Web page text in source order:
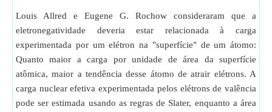
Louis Allred e Eugene G. Rochow consideraram que a
eletronegatividade deveria estar relacionada à carga
experimentada por um elétron na "superfície" de um átomo:
Quanto maior a carga por unidade de área da superfície
atômica, maior a tendência desse átomo de atrair elétrons. A
carga nuclear efetiva experimentada pelos elétrons de valência
pode ser estimada usando as regras de Slater, enquanto a área